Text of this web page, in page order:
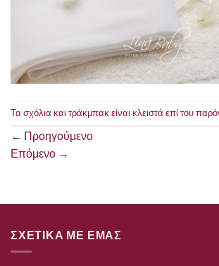
Τα σχόλια και τράκμπακ είναι κλειστά επί του
← Προηγούμενο
Επόμενο →
ΣΧΕΤΙΚΑ ΜΕ ΕΜΑΣ